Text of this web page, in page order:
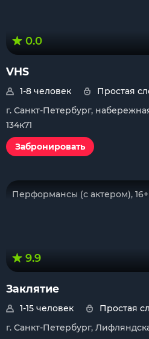
0.0
VHS
1-8 человек
Простая
г. Санкт-Петербург,
134к71
Забронировать
Перформансы (с актером), 16+
9.9
Заклятие
1-15 человек
Простая
г. Санкт-Петербург,